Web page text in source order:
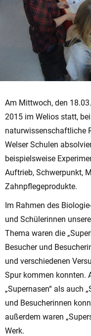
Am Mittwoch, den
2015 im Welios statt,
naturwissenschaftliche
Welser Schulen
beispielsweise
Auftrieb, Schwerpunkt,
Zahnpflegeprodukte.
Im Rahmen des
und Schülerinnen
Thema waren die
Besucher und
und verschiedenen
Spur kommen konnten.
„Supernasen“ als auch
und Besucherinnen
außerdem waren
Werk.